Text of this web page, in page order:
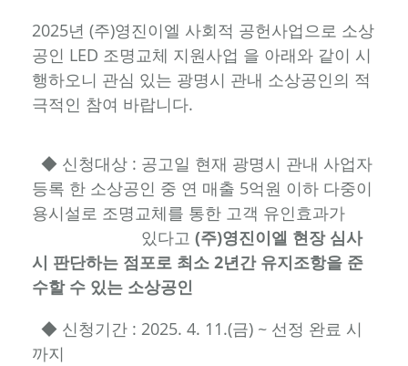
2025년 (주)영진이엘 사회적 공헌사업으로 소상
공인 LED 조명교체 지원사업 을 아래와 같이 시
행하오니 관심 있는 광명시 관내 소상공인의 적
극적인 참여 바랍니다.
◆ 신청대상 : 공고일 현재 광명시 관내 사업자
등록 한 소상공인 중 연 매출 5억원 이하 다중이
용시설로 조명교체를 통한 고객 유인효과가
있다고 (주)영진이엘 현장 심사
시 판단하는 점포로 최소 2년간 유지조항을 준
수할 수 있는 소상공인
◆ 신청기간 : 2025. 4. 11.(금) ~ 선정 완료 시
까지